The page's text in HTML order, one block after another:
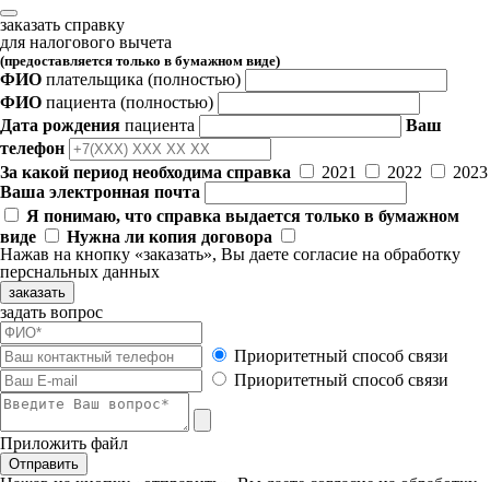
заказать справку
для налогового вычета
(предоставляется только в бумажном виде)
ФИО плательщика (полностью)
ФИО пациента (полностью)
Дата рождения пациента
Ваш
телефон
За какой период необходима справка
2021 2022
2023
Ваша электронная почта
Я понимаю, что справка выдается только в бумажном
виде
Нужна ли копия договора
Нажав на кнопку «заказать», Вы даете согласие на обработку
перснальных данных
заказать
задать вопрос
Приоритетный способ связи
Приоритетный способ связи
Приложить файл
Отправить